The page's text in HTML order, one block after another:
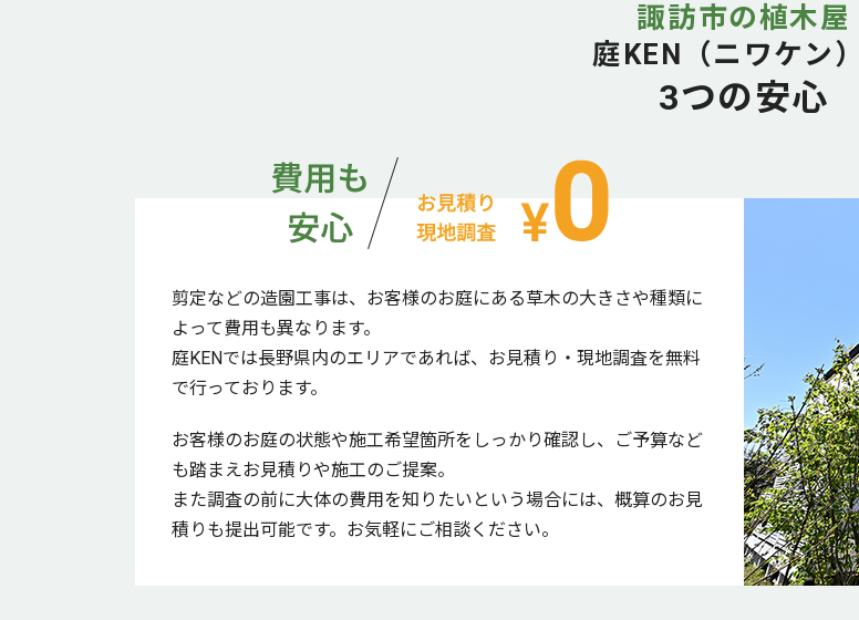
諏訪市の植木屋
庭KEN（ニワケン
3つの安心
剪定などの造園工事は、お客様のお庭にある草木の大きさや種類に
よって費用も異なります。
庭KENでは長野県内のエリアであれば、お見積り・現地調査を無料
で行っております。
お客様のお庭の状態や施工希望箇所をしっかり確認し、ご予算など
も踏まえお見積りや施工のご提案。
また調査の前に大体の費用を知りたいという場合には、概算のお見
積りも提出可能です。お気軽にご相談ください。